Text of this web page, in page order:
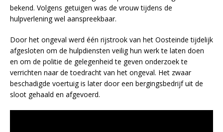
bekend. Volgens getuigen was de vrouw tijdens de
hulpverlening wel aanspreekbaar.
Door het ongeval werd één rijstrook van het Oosteinde tijdelijk
afgesloten om de hulpdiensten veilig hun werk te laten doen
en om de politie de gelegenheid te geven onderzoek te
verrichten naar de toedracht van het ongeval. Het zwaar
beschadigde voertuig is later door een bergingsbedrijf uit de
sloot gehaald en afgevoerd.